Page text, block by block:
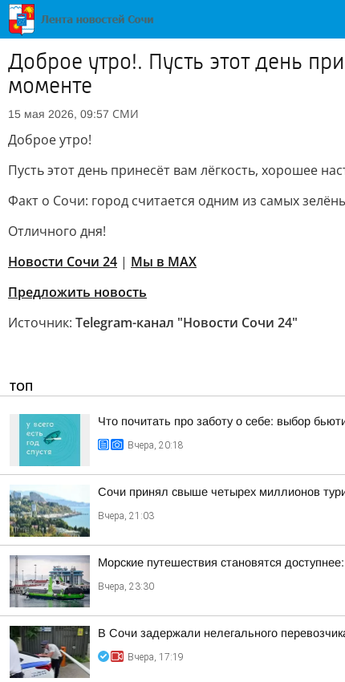
Доброе утро!. Пусть этот день
моменте
15 мая 2026, 09:57 СМИ
Доброе утро!
Пусть этот день принесёт вам лёгкость, хорошее
Факт о Сочи: город считается одним из самых
Отличного дня!
Новости Сочи 24 | Мы в MAX
Предложить новость
Источник: Telegram-канал "Новости Сочи 24"
ТОП
Что почитать про заботу о себе: выбор
Вчера, 20:18
Сочи принял свыше четырех миллионов
Вчера, 21:03
Морские путешествия становятся
Вчера, 23:30
В Сочи задержали нелегального
Вчера, 17:19